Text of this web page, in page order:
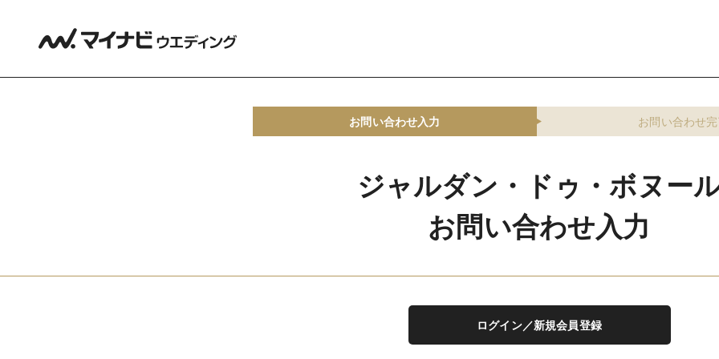
お問い合わせ入力 お問い合わせ
ジャルダン・ドゥ・ボヌー
お問い合わせ入力
ログイン／新規会員登録